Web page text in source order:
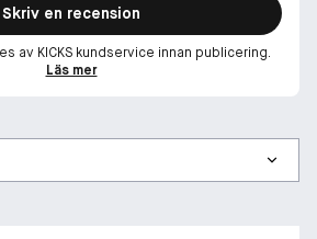
Skriv en recension
av KICKS kundservice innan publicering.
Läs mer